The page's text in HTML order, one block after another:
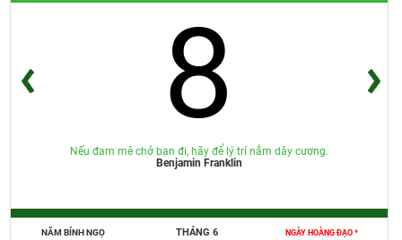
8
Nếu đam mê chở bạn đi, hãy để lý trí nắm dây cương.
Benjamin Franklin
NĂM BÍNH NGỌ THÁNG 6 NGÀY HOÀNG ĐẠO *